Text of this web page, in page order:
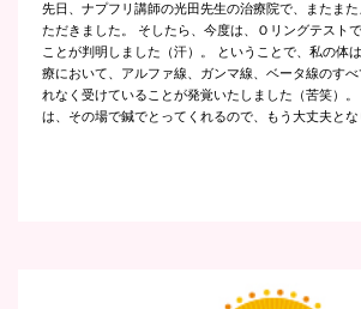
先日、ナプフリ講師の光田先生の治療院で、またま
ただきました。 そしたら、今度は、Ｏリングテスト
ことが判明しました（汗）。 ということで、私の体
療において、アルファ線、ガンマ線、ベータ線のす
れなく受けていることが発覚いたしました（苦笑）
は、その場で鍼でとってくれるので、もう大丈夫とな